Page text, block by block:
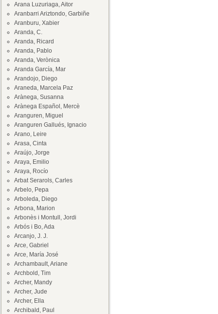
Arana Luzuriaga, Aitor
Aranbarri Ariztondo, Garbiñe
Aranburu, Xabier
Aranda, C.
Aranda, Ricard
Aranda, Pablo
Aranda, Verònica
Aranda García, Mar
Arandojo, Diego
Araneda, Marcela Paz
Arànega, Susanna
Arànega Español, Mercè
Aranguren, Miguel
Aranguren Gallués, Ignacio
Arano, Leire
Arasa, Cinta
Araújo, Jorge
Araya, Emilio
Araya, Rocío
Arbat Serarols, Carles
Arbelo, Pepa
Arboleda, Diego
Arbona, Marion
Arbonès i Montull, Jordi
Arbós i Bo, Ada
Arcanjo, J. J.
Arce, Gabriel
Arce, María José
Archambault, Ariane
Archbold, Tim
Archer, Mandy
Archer, Jude
Archer, Ella
Archibald, Paul